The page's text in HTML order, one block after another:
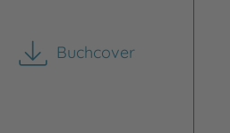
Buchcover
herunterladen